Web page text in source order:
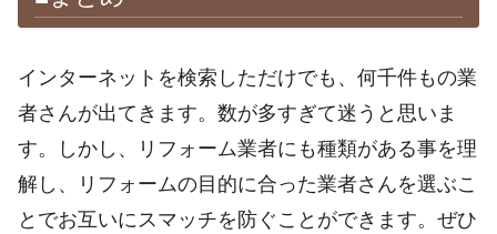
インターネットを検索しただけでも、何千件もの業
者さんが出てきます。数が多すぎて迷うと思いま
す。しかし、リフォーム業者にも種類がある事を理
解し、リフォームの目的に合った業者さんを選ぶこ
とでお互いにスマッチを防ぐことができます。ぜひ